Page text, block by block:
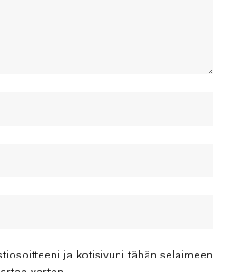
ja kotisivuni tähän selaimeen